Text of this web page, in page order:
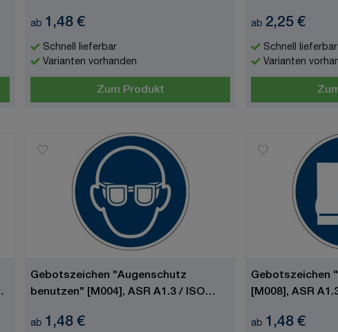
ab 1,48 €
Schnell lieferbar
Varianten vorhanden
Zum Produkt
ab 2,25 €
Schnell lieferbar
Varianten
Gebotszeichen "Augenschutz
benutzen" [M004], ASR A1.3 / ISO
ab 1,48 €
Gebotszeichen
[M008], ASR
ab 1,48 €